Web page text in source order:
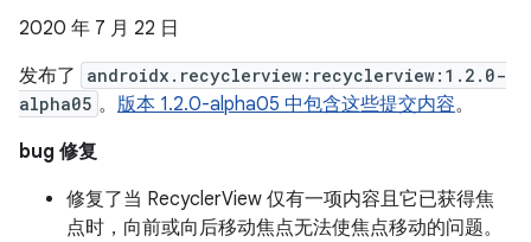
2020 年 7 月 22 日
发布了
androidx.recyclerview:recyclerview:1.2.0-
alpha05 。 版本 1.2.0-alpha05 中包含这些提交内容。
bug 修复
修复了当 RecyclerView 仅有一项内容且它已获得焦
点时，向前或向后移动焦点无法使焦点移动的问题。